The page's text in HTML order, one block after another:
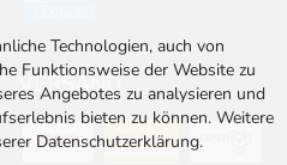
Technologien, auch von
Funktionsweise der Website zu
Angebotes zu analysieren und
bieten zu können. Weitere
Datenschutzerklärung.
VERSAND